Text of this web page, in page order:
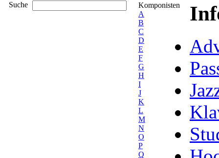
Suche
Komponisten
A
B
C
D
E
F
G
H
I
J
K
L
M
N
O
P
Q